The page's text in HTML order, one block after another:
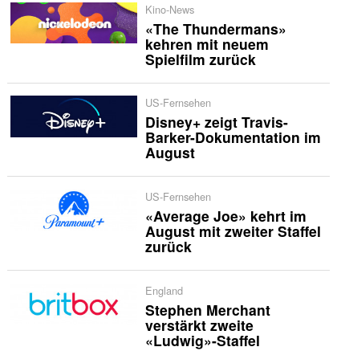
Kino-News
«The Thundermans»
kehren mit neuem
Spielfilm zurück
US-Fernsehen
Disney+ zeigt Travis-
Barker-Dokumentation im
August
US-Fernsehen
«Average Joe» kehrt im
August mit zweiter Staffel
zurück
England
Stephen Merchant
verstärkt zweite
«Ludwig»-Staffel